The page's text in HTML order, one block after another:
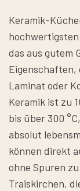
Keramik-
das aus gutem
Eigenschaften,
Laminat oder
Keramik ist zu
bis über 300
absolut
können direkt
ohne Spuren
Traiskirchen,